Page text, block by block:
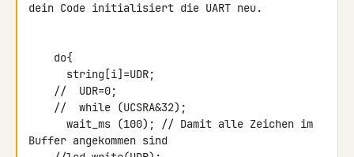
dein Code initialisiert die UART neu.
Buffer angekommen sind